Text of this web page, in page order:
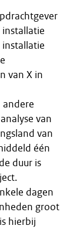
van X in
andere
van
van
één
duur is
dagen
groot
hierbij